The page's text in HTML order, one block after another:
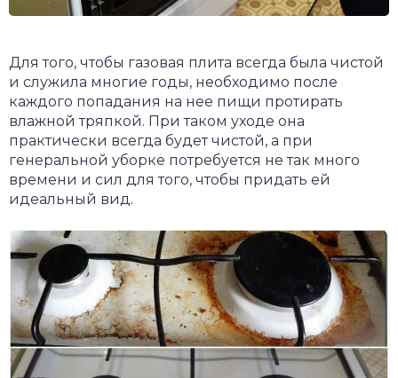
Для того, чтобы газовая плита всегда была чистой
и служила многие годы, необходимо после
каждого попадания на нее пищи протирать
влажной тряпкой. При таком уходе она
практически всегда будет чистой, а при
генеральной уборке потребуется не так много
времени и сил для того, чтобы придать ей
идеальный вид.